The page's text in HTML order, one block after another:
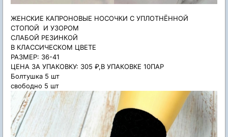
ЖЕНСКИЕ КАПРОНОВЫЕ НОСОЧКИ С УПЛОТНЁННОЙ
СТОПОЙ
И УЗОРОМ
СЛАБОЙ РЕЗИНКОЙ
В КЛАССИЧЕСКОМ ЦВЕТЕ
РАЗМЕР: 36-41
ЦЕНА ЗА УПАКОВКУ: 305 ₽,В УПАКОВКЕ 10ПАР
Болтушка 5 шт
свободно 5 шт